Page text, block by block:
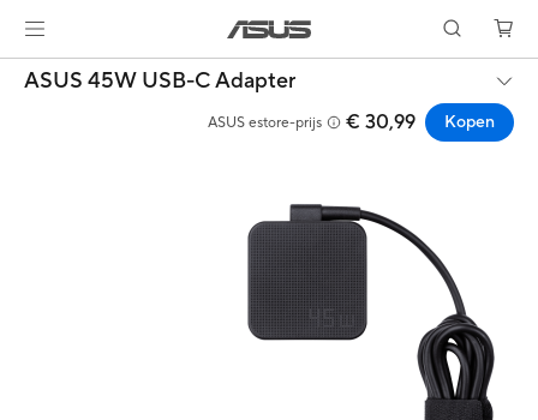
ASUS 45W USB-C Adapter
ASUS estore-prijs € 30,99 Kopen